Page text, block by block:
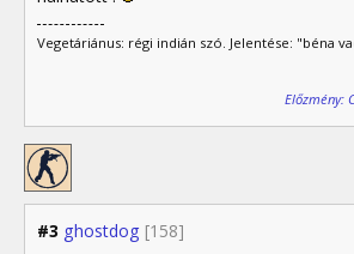
Vegetáriánus: régi indián szó. Jelentése: "béna
Előzmény:
#3 ghostdog [158]